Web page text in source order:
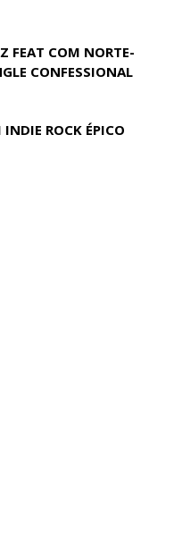
FEAT COM NORTE-
CONFESSIONAL
INDIE ROCK ÉPICO